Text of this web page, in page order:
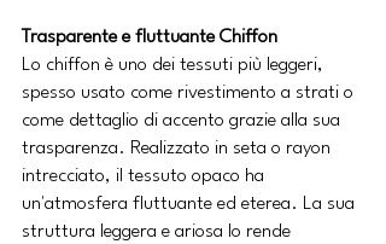
Trasparente e fluttuante Chiffon
Lo chiffon è uno dei tessuti più leggeri,
spesso usato come rivestimento a strati o
come dettaglio di accento grazie alla sua
trasparenza. Realizzato in seta o rayon
intrecciato, il tessuto opaco ha
un'atmosfera fluttuante ed eterea. La sua
struttura leggera e ariosa lo rende